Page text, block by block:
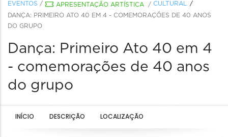
EVENTOS / APRESENTAÇÃO ARTÍSTICA / CULTURAL
DANÇA: PRIMEIRO ATO 40 EM 4 - COMEMORAÇÕES DE 40 ANOS
DO GRUPO
Dança: Primeiro Ato 40 em 4
- comemorações de 40 anos
do grupo
INÍCIO DESCRIÇÃO LOCALIZAÇÃO